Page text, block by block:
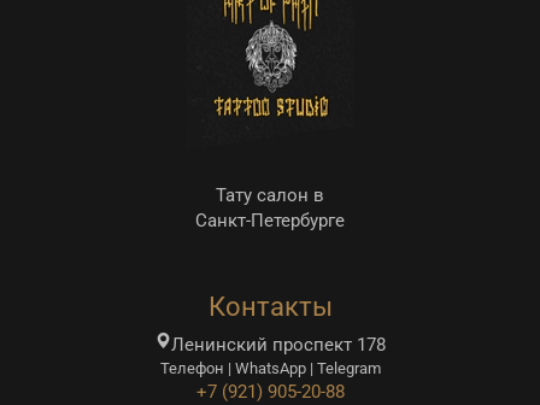
Тату салон в
Санкт-Петербурге
Контакты
Ленинский проспект 178
Телефон | WhatsApp | Telegram
+7 (921) 905-20-88